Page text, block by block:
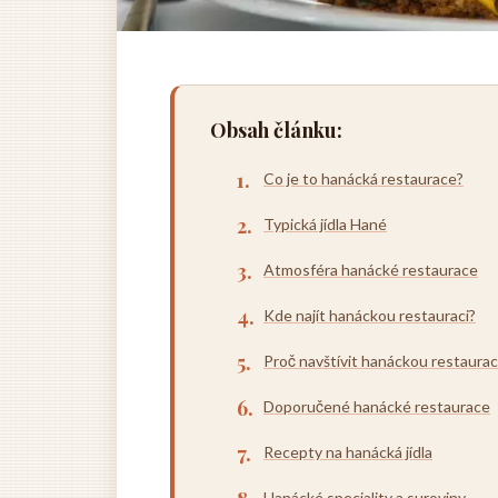
Obsah článku:
Co je to hanácká restaurace?
Typická jídla Hané
Atmosféra hanácké restaurace
Kde najít hanáckou restauraci?
Proč navštívit hanáckou
Doporučené hanácké restaurace
Recepty na hanácká jídla